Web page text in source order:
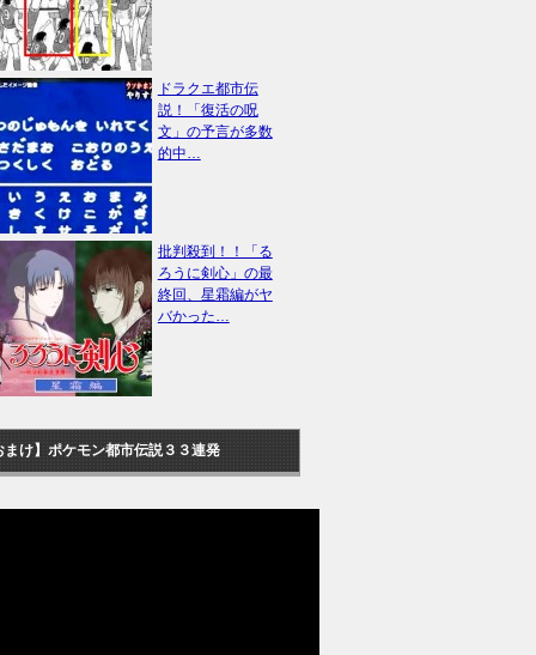
ドラクエ都市伝
説！「復活の呪
文」の予言が多数
的中…
批判殺到！！「る
ろうに剣心」の最
終回、星霜編がヤ
バかった…
まけ】ポケモン都市伝説３３連発